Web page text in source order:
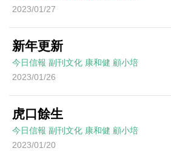
2023/01/27
新年更新
今日信報 副刊文化 康和健 顧小培
2023/01/26
虎口餘生
今日信報 副刊文化 康和健 顧小培
2023/01/20